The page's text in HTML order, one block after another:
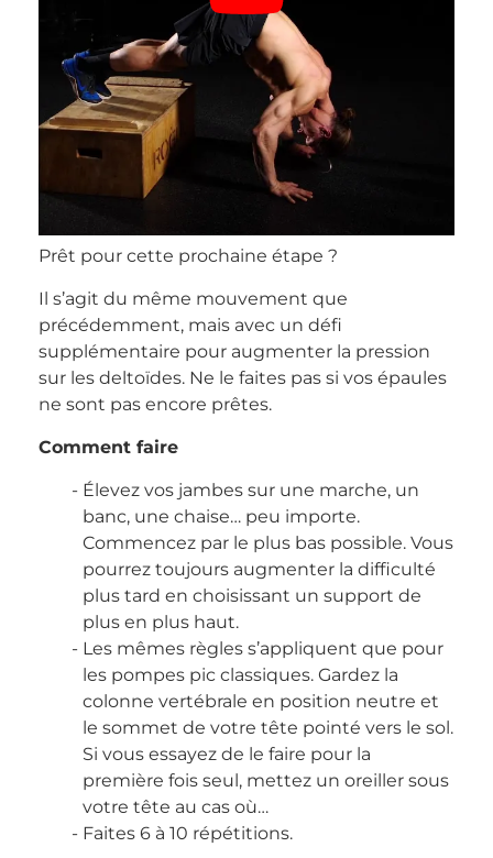
Prêt pour cette prochaine étape ?
Il s’agit du même mouvement que
précédemment, mais avec un défi
supplémentaire pour augmenter la pression
sur les deltoïdes. Ne le faites pas si vos épaules
ne sont pas encore prêtes.
Comment faire
Élevez vos jambes sur une marche, un
banc, une chaise… peu importe.
Commencez par le plus bas possible. Vous
pourrez toujours augmenter la difficulté
plus tard en choisissant un support de
plus en plus haut.
Les mêmes règles s’appliquent que pour
les pompes pic classiques. Gardez la
colonne vertébrale en position neutre et
le sommet de votre tête pointé vers le sol.
Si vous essayez de le faire pour la
première fois seul, mettez un oreiller sous
votre tête au cas où…
Faites 6 à 10 répétitions.